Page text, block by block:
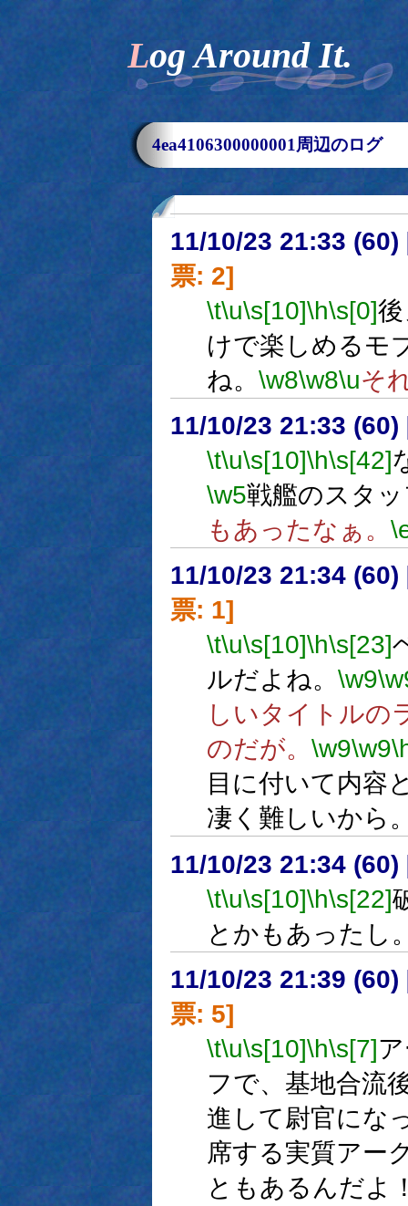
Log Around It.
4ea4106300000001周辺のログ
11/10/23 21:33 (60)
票: 2]
\t\u\s[10]\h\s[0]
けで楽しめるモ
ね。 \w8\w8\uそ
11/10/23 21:33 (60)
\t\u\s[10]\h\s[42]
\w5戦艦のスタ
もあったなぁ。
11/10/23 21:34 (60)
票: 1]
\t\u\s[10]\h\s[23]
ルだよね。 \w9
しいタイトルの
のだが。 \w9\w9
目に付いて内容
凄く難しいから
11/10/23 21:34 (60)
\t\u\s[10]\h\s[22]
とかもあったし
11/10/23 21:39 (60)
票: 5]
\t\u\s[10]\h\s[7]
フで、基地合流
進して尉官にな
席する実質アー
ともあるんだよ